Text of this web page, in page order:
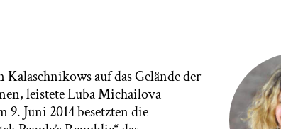
auf das Gelände der
leistete Luba Michailova
Juni 2014 besetzten die